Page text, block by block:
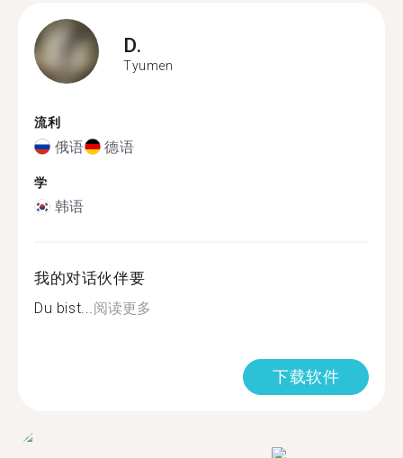
D.
Tyumen
流利
俄语 德语
学
韩语
我的对话伙伴要
Du bist...阅读更多
下载软件